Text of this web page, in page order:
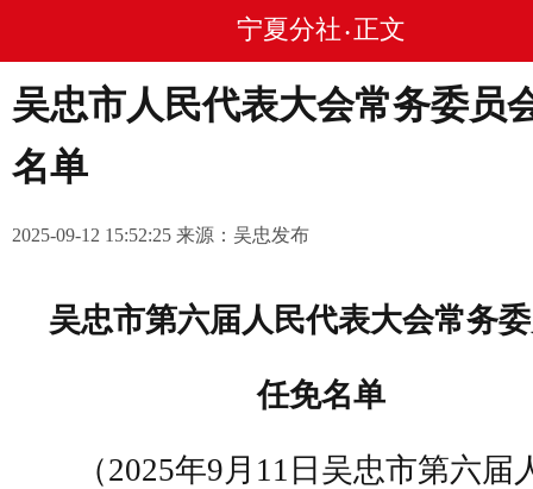
宁夏分社 • 正文
吴忠市人民代表大会常务委员
名单
2025-09-12 15:52:25 来源：吴忠发布
吴忠市第六届人民代表大会常务
任免名单
（2025年9月11日吴忠市第六届